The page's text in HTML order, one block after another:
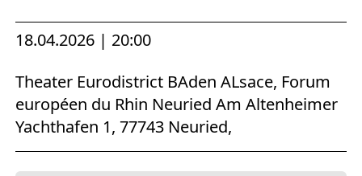
18.04.2026 | 20:00
Theater Eurodistrict BAden ALsace, Forum
européen du Rhin Neuried Am Altenheimer
Yachthafen 1, 77743 Neuried,